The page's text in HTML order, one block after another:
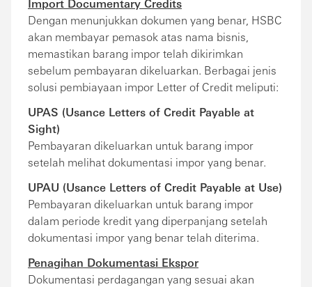
Import Documentary Credits
Dengan menunjukkan dokumen yang benar, HSBC
akan membayar pemasok atas nama bisnis,
memastikan barang impor telah dikirimkan
sebelum pembayaran dikeluarkan. Berbagai jenis
solusi pembiayaan impor Letter of Credit meliputi:
UPAS (Usance Letters of Credit Payable at
Sight)
Pembayaran dikeluarkan untuk barang impor
setelah melihat dokumentasi impor yang benar.
UPAU (Usance Letters of Credit Payable at Use)
Pembayaran dikeluarkan untuk barang impor
dalam periode kredit yang diperpanjang setelah
dokumentasi impor yang benar telah diterima.
Penagihan Dokumentasi Ekspor
Dokumentasi perdagangan yang sesuai akan